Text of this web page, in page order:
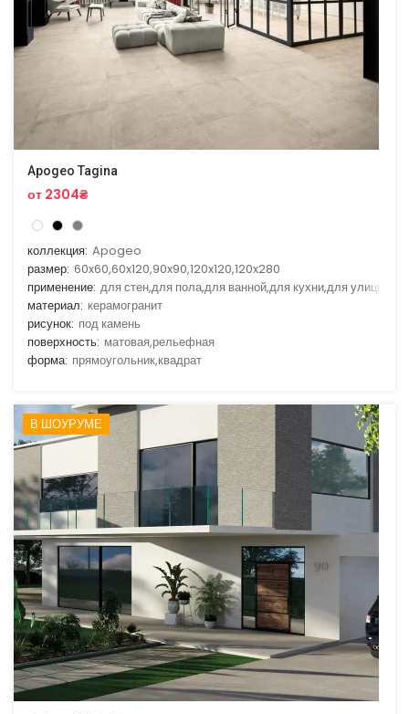
Apogeo Tagina
от 2304₴
коллекция: Apogeo
размер: 60x60,60x120,90x90,120x120,120x280
применение: для стен,для пола,для ванной,для кухни,для улицы
материал: керамогранит
рисунок: под камень
поверхность: матовая,рельефная
форма: прямоугольник,квадрат
В ШОУРУМЕ